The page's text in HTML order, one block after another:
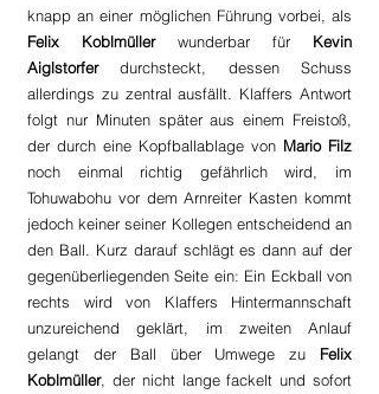
Felix Koblmüller wunderbar für Kevin
Aiglstorfer durchsteckt, dessen Schuss
allerdings zu zentral ausfällt. Klaffers Antwort
folgt nur Minuten später aus einem Freistoß,
der durch eine Kopfballablage von
noch einmal richtig gefährlich wird, im
Tohuwabohu vor dem Arnreiter Kasten kommt
jedoch keiner seiner Kollegen entscheidend an
den Ball. Kurz darauf schlägt es dann auf der
gegenüberliegenden Seite ein: Ein Eckball von
rechts wird von Klaffers Hintermannschaft
unzureichend geklärt, im zweiten Anlauf
gelangt der Ball über Umwege zu Felix
Koblmüller, der nicht lange fackelt und sofort